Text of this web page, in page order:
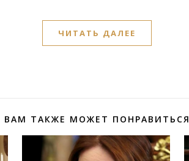
ЧИТАТЬ ДАЛЕЕ
ВАМ ТАКЖЕ МОЖЕТ ПОНРАВИТЬСЯ